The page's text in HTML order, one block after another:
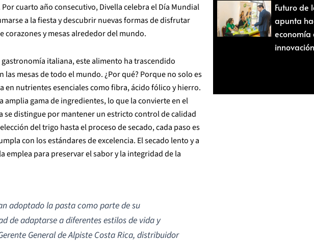
cuarto año consecutivo, Divella celebra el Día Mundial
a la fiesta y descubrir nuevas formas de disfrutar
y mesas alrededor del mundo.
italiana, este alimento ha trascendido
mesas de todo el mundo. ¿Por qué? Porque no solo es
en nutrientes esenciales como fibra, ácido fólico y hierro.
gama de ingredientes, lo que la convierte en el
distingue por mantener un estricto control de calidad
del trigo hasta el proceso de secado, cada paso es
con los estándares de excelencia. El secado lento y a
emplea para preservar el sabor y la integridad de la
adoptado la pasta como parte de su
de adaptarse a diferentes estilos de vida y
General de Alpiste Costa Rica, distribuidor
Futuro de
apunta
economía
innovación